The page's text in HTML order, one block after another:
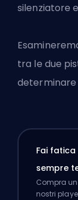
silenziatore
tra le due
determinare
Fai
sempre
Compra
nostri